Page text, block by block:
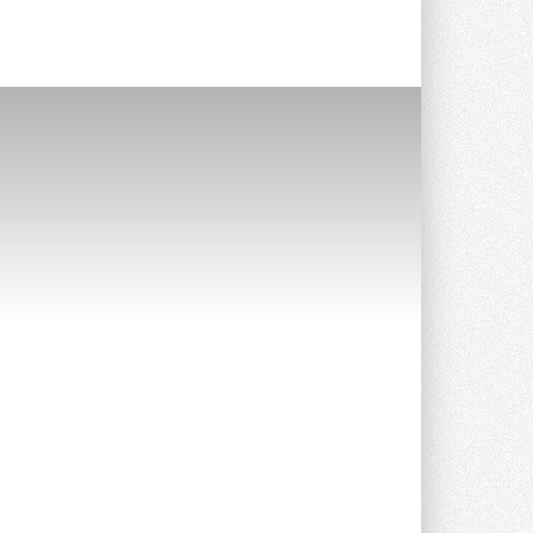
микрогенерацию в многоквартирных ...